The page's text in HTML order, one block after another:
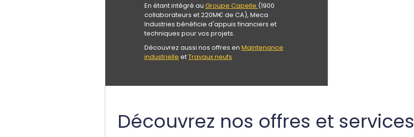
En étant intégré au Groupe Capelle (1900
collaborateurs et 220M€ de CA), Meca
Industries bénéficie d'appuis financiers et
techniques pour vos projets.
Découvrez aussi nos offres en Maintenance
industrielle etTravaux neufs
Découvrez nos offres et services